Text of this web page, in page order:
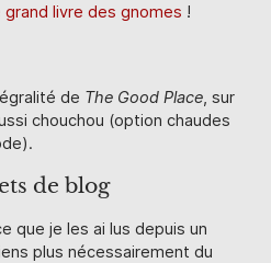
grand livre des gnomes !
de The Good Place , sur
chouchou (option chaudes
de blog
que je les ai lus depuis un
plus nécessairement du